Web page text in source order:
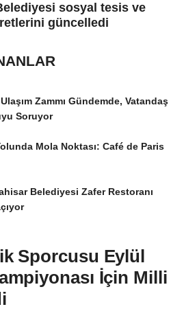
sosyal tesis ve
güncelledi
Zammı Gündemde, Vatandaş
Soruyor
Mola Noktası: Café de Paris
Belediyesi Zafer Restoranı
Sporcusu Eylül
İçin Milli